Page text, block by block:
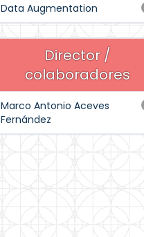
Data Augmentation
Director /
colaboradores
Marco Antonio Aceves
Fernández